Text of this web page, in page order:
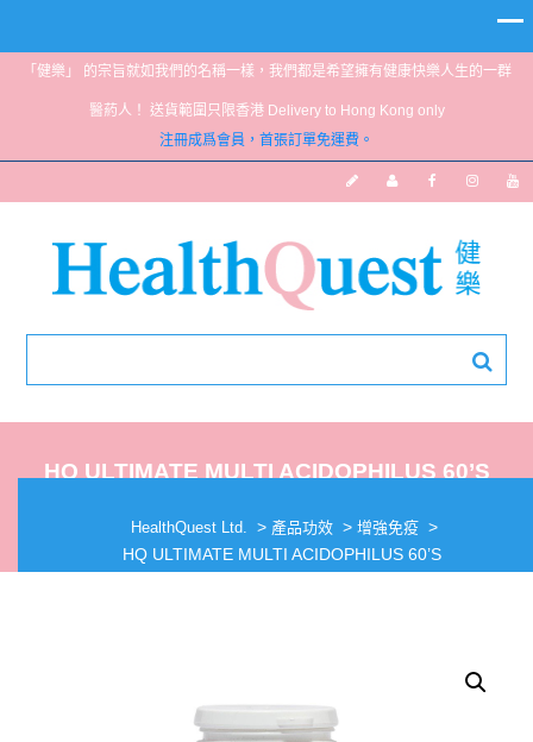
「健樂」 的宗旨就如我們的名稱一樣，我們都是希望擁有健康快樂人生的一群
醫葯人！ 送貨範圍只限香港 Delivery to Hong Kong only
注冊成爲會員，首張訂單免運費。
HQ ULTIMATE MULTI ACIDOPHILUS 60’S
HealthQuest Ltd. > 產品功效 > 增強免疫 >
HQ ULTIMATE MULTI ACIDOPHILUS 60’S